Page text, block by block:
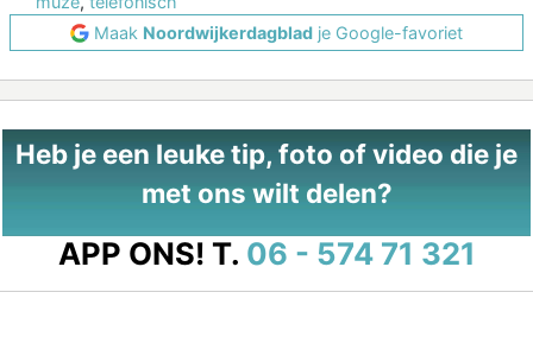
Maak Noordwijkerdagblad je Google-favoriet
Heb je een leuke tip, foto of video die je
met ons wilt delen?
APP ONS! T. 06 - 574 71 321